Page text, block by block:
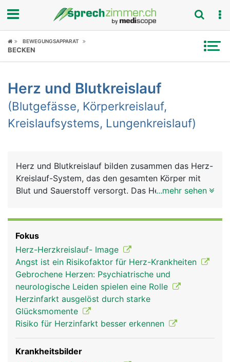
Fokus
Symptome
Untersuchungen
Ratgeber
Rubriken
BEWEGUNGSAPPARAT
BECKEN
Herz und Blutkreislauf
(Blutgefässe, Körperkreislauf,
Kreislaufsystems, Lungenkreislauf)
Herz und Blutkreislauf bilden zusammen das Herz-
Kreislauf-System, das den gesamten Körper mit
Blut und Sauerstoff versorgt. Das Herz ist dabei
den lebensnotwendigen Sauerstoff anzureichern.
Herz, Blutkreislauf und Lunge bilden daher eine
Funktionseinheit. Alle Blutgefässe, die das Blut
vom Herz wegleiten, heissen Arterien; alle
Blutgefässe, die das Blut zum Herz hinführen,
heissen Venen. Genau genommen hat der Körper
zwei ineinandergreifende Blutkreisläufe: den
grossen Körperkreislauf und den kleineren
Lungenkreislauf. Das in der Lunge mit Sauerstoff
angereicherte Blut fliesst über die Lungenvenen
...mehr sehen
Fokus
Herz-Herzkreislauf- Image
Angst ist ein Risikofaktor für Herz-Krankheiten
Gebrochene Herzen: Psychiatrische und
neurologische Leiden spielen eine Rolle
Herzinfarkt ausgelöst durch starke
Glücksmomente
Risiko für Herzinfarkt besser erkennen
Krankheitsbilder